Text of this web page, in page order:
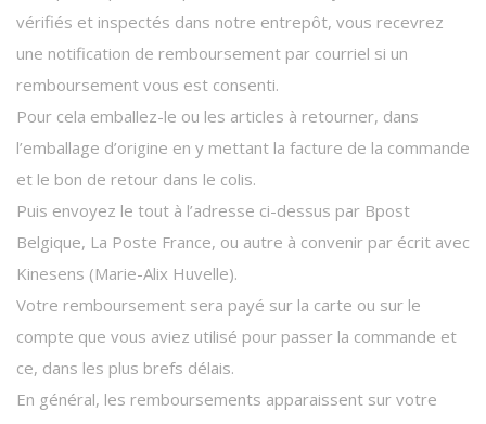
vérifiés et inspectés dans notre entrepôt, vous recevrez
une notification de remboursement par courriel si un
remboursement vous est consenti.
Pour cela emballez-le ou les articles à retourner, dans
l’emballage d’origine en y mettant la facture de la commande
et le bon de retour dans le colis.
Puis envoyez le tout à l’adresse ci-dessus par Bpost
Belgique, La Poste France, ou autre à convenir par écrit avec
Kinesens (Marie-Alix Huvelle).
Votre remboursement sera payé sur la carte ou sur le
compte que vous aviez utilisé pour passer la commande et
ce, dans les plus brefs délais.
En général, les remboursements apparaissent sur votre